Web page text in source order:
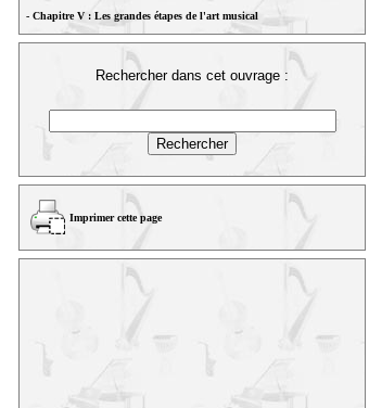
- Chapitre V : Les grandes étapes de l'art musical
Rechercher dans cet ouvrage :
Imprimer cette page